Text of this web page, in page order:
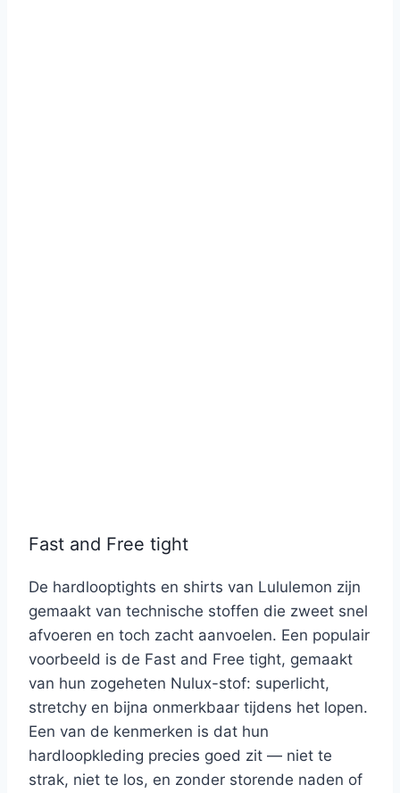
Fast and Free tight
De hardlooptights en shirts van Lululemon zijn
gemaakt van technische stoffen die zweet snel
afvoeren en toch zacht aanvoelen. Een populair
voorbeeld is de Fast and Free tight, gemaakt
van hun zogeheten Nulux-stof: superlicht,
stretchy en bijna onmerkbaar tijdens het lopen.
Een van de kenmerken is dat hun
hardloopkleding precies goed zit — niet te
strak, niet te los, en zonder storende naden of